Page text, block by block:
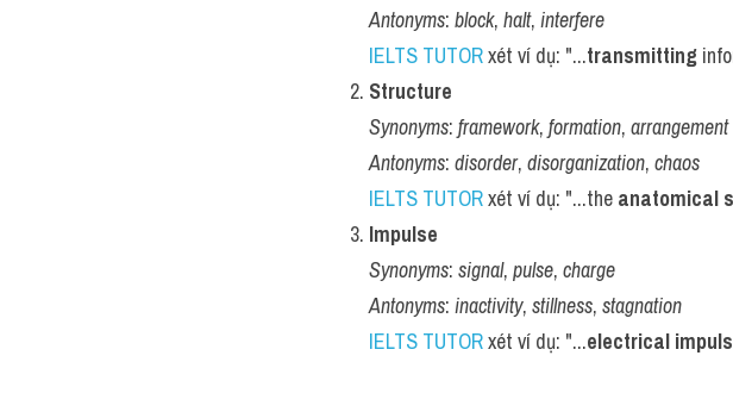
Antonyms: block, halt, interfere
IELTS TUTOR xét ví dụ: "...transmitting
Structure
Synonyms: framework, formation, arrangement
Antonyms: disorder, disorganization, chaos
IELTS TUTOR xét ví dụ: "...the anatomical
Impulse
Synonyms: signal, pulse, charge
Antonyms: inactivity, stillness, stagnation
IELTS TUTOR xét ví dụ: "...electrical